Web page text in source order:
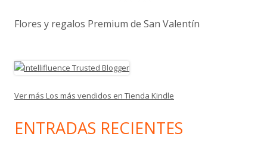
Flores y regalos Premium de San Valentín
Ver más Los más vendidos en Tienda Kindle
ENTRADAS RECIENTES